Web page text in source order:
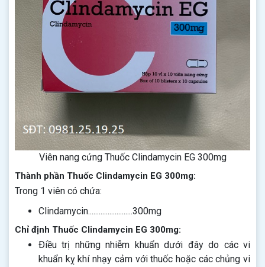
Viên nang cứng Thuốc Clindamycin EG 300mg
Thành phần Thuốc Clindamycin EG 300mg:
Trong 1 viên có chứa:
Clindamycin.........................300mg
Chỉ định Thuốc Clindamycin EG 300mg:
Ðiều trị những nhiễm khuẩn dưới đây do các vi
khuẩn kỵ khí nhạy cảm với thuốc hoặc các chủng vi